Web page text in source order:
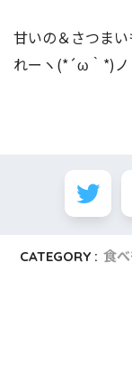
甘いの＆さつま
れーヽ(*´ω｀*)ノ
CATEGORY : 食